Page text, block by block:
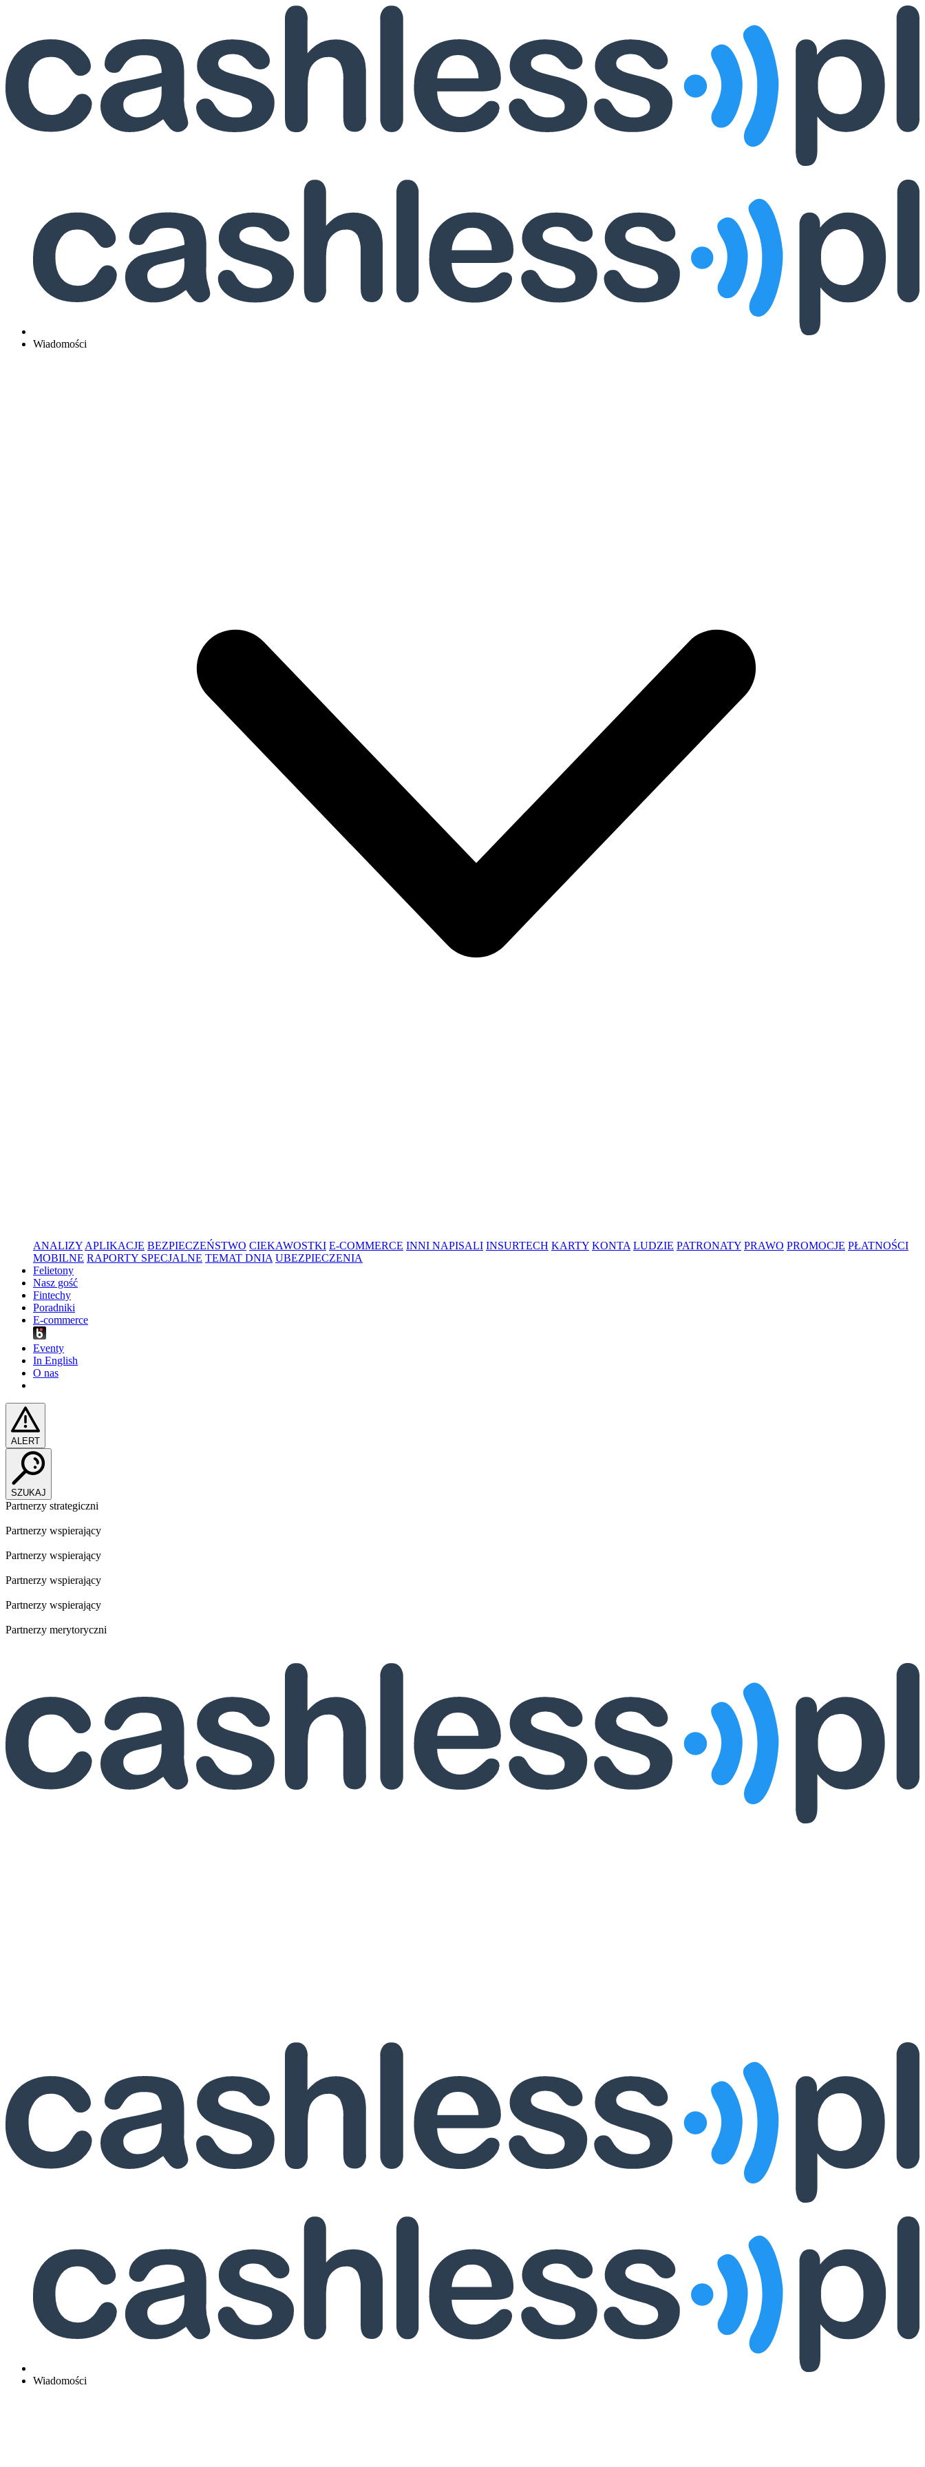
Wiadomości
ANALIZY APLIKACJE BEZPIECZEŃSTWO CIEKAWOSTKI E-COMMERCE INNI NAPISALI INSURTECH KARTY KONTA LUDZIE PATRONATY PRAWO PROMOCJE PŁATNOŚCI
MOBILNE RAPORTY SPECJALNE TEMAT DNIA UBEZPIECZENIA
Felietony
Nasz gość
Fintechy
Poradniki
E-commerce
Eventy
In English
O nas
ALERT
SZUKAJ
Partnerzy strategiczni
Partnerzy wspierający
Partnerzy wspierający
Partnerzy wspierający
Partnerzy wspierający
Partnerzy merytoryczni
Wiadomości